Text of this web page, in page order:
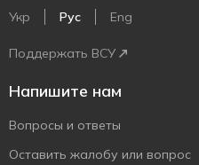
Укр Рус Eng
Поддержать ВСУ
Напишите нам
Вопросы и ответы
Оставить жалобу или вопрос